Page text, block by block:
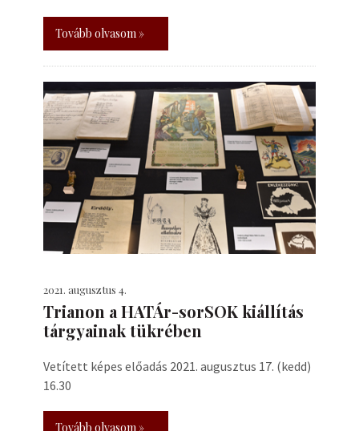
Tovább olvasom »
2021. augusztus 4.
Trianon a HATÁr-sorSOK kiállítás
tárgyainak tükrében
Vetített képes előadás 2021. augusztus 17. (kedd)
16.30
Tovább olvasom »